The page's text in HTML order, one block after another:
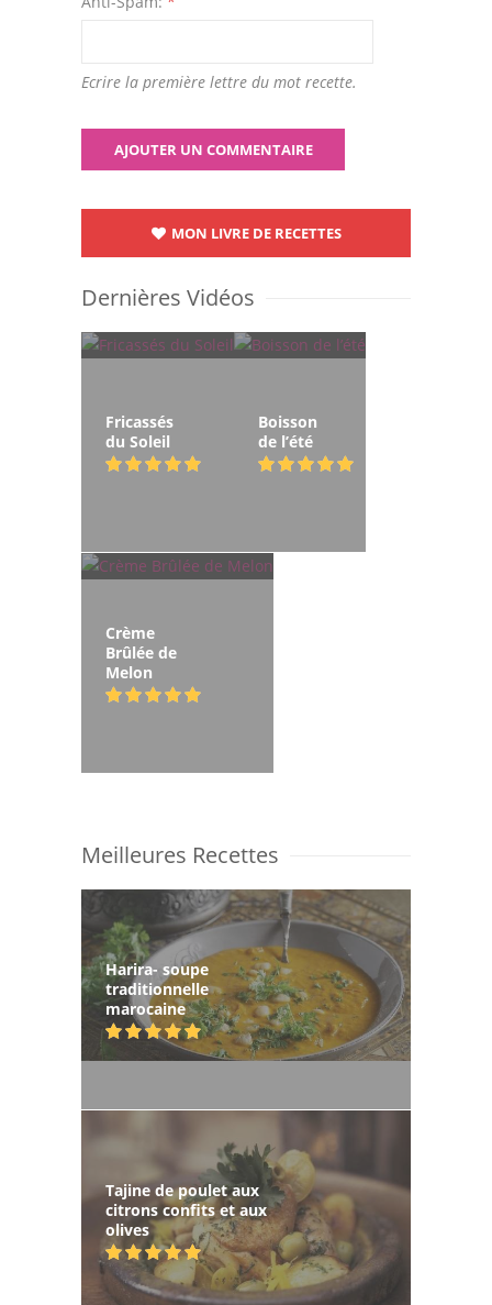
Ecrire la première lettre du mot recette.
MON LIVRE DE RECETTES
Dernières Vidéos
Fricassés
du Soleil
Boisson
de l’été
Crème
Brûlée de
Melon
Meilleures Recettes
Harira- soupe
traditionnelle
marocaine
Tajine de poulet aux
citrons confits et aux
olives